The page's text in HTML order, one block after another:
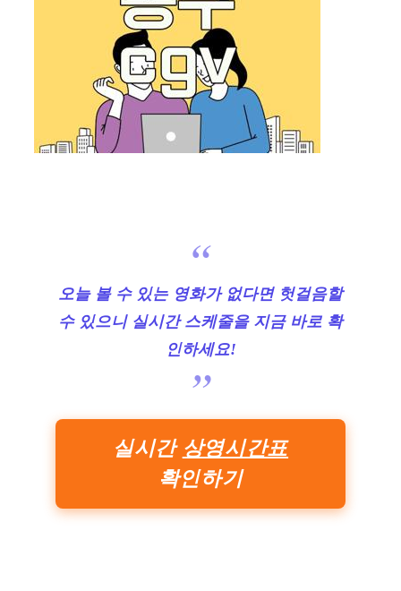
오늘 볼 수 있는 영화가 없다면 헛걸음할
수 있으니 실시간 스케줄을 지금 바로 확
인하세요!
실시간 상영시간표
확인하기